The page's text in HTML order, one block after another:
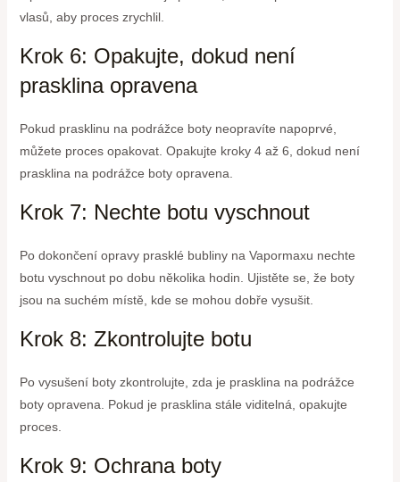
vlasů, aby proces zrychlil.
Krok 6: Opakujte, dokud není
prasklina opravena
Pokud prasklinu na podrážce boty neopravíte napoprvé,
můžete proces opakovat. Opakujte kroky 4 až 6, dokud není
prasklina na podrážce boty opravena.
Krok 7: Nechte botu vyschnout
Po dokončení opravy prasklé bubliny na Vapormaxu nechte
botu vyschnout po dobu několika hodin. Ujistěte se, že boty
jsou na suchém místě, kde se mohou dobře vysušit.
Krok 8: Zkontrolujte botu
Po vysušení boty zkontrolujte, zda je prasklina na podrážce
boty opravena. Pokud je prasklina stále viditelná, opakujte
proces.
Krok 9: Ochrana boty